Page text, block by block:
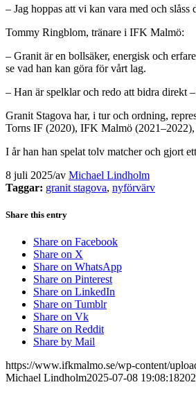
– Jag hoppas att vi kan vara med och
Tommy Ringblom, tränare i IFK Malmö:
– Granit är en bollsäker, energisk och
se vad han kan göra för vårt lag.
– Han är spelklar och redo att bidra direkt
Granit Stagova har, i tur och ordning,
Torns IF (2020), IFK Malmö
I år han han spelat tolv matcher och gjort
8 juli 2025/av Michael Lindholm
Taggar: granit stagova, nyförvärv
Share this entry
Share on Facebook
Share on X
Share on WhatsApp
Share on Pinterest
Share on LinkedIn
Share on Tumblr
Share on Vk
Share on Reddit
Share by Mail
https://www.ifkmalmo.se/wp-content/
Michael Lindholm2025-07-08 19:08:18